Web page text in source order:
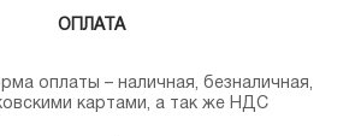
ОПЛАТА
оплаты – наличная, безналичная,
картами, а так же НДС